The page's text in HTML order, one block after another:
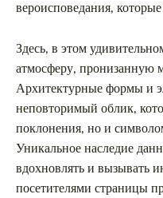
вероисповедания,
Здесь, в этом
атмосферу, пронизанную
Архитектурные формы и
неповторимый облик,
поклонения, но и
Уникальное наследие
вдохновлять и вызывать
посетителями страницы